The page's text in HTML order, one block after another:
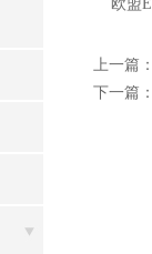
欧盟
上一篇
下一篇